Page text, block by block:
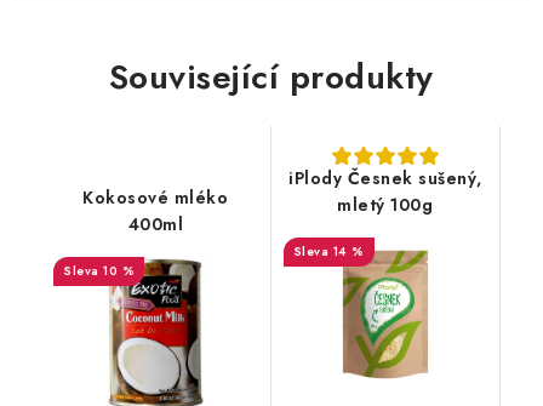
Související produkty
Kokosové mléko
400ml
10 %
iPlody Česnek sušený,
mletý 100g
14 %